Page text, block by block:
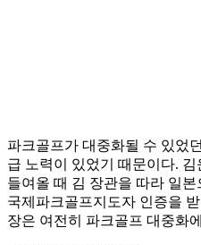
파크골프가 대중화될 수 있었
급 노력이 있었기 때문이다.
들여올 때 김 장관을 따라 일
국제파크골프지도자 인증을
장은 여전히 파크골프 대중화